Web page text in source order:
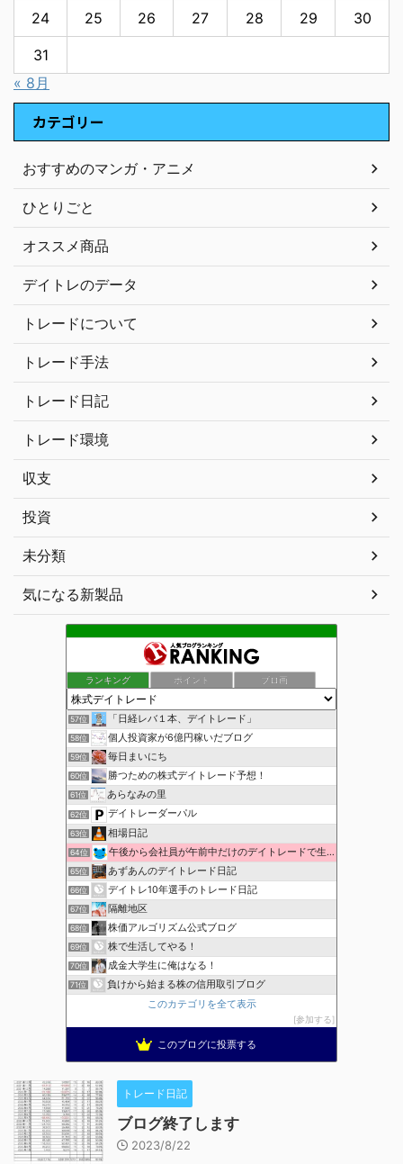
24 25 26 27 28 29 30
31
« 8月
カテゴリー
おすすめのマンガ・アニメ
ひとりごと
オススメ商品
デイトレのデータ
トレードについて
トレード手法
トレード日記
トレード環境
収支
投資
未分類
気になる新製品
ランキング ポイント ブロ画
57位 「日経レバ１本、デイトレード」
58位 個人投資家が6億円稼いだブログ
59位 毎日まいにち
60位 勝つための株式デイトレード予想！
61位 あらなみの里
62位 デイトレーダーパル
63位 相場日記
64位 午後から会社員が午前中だけのデイトレードで生活費を稼ぐ！
65位 あずあんのデイトレード日記
66位 デイトレ10年選手のトレード日記
67位 隔離地区
68位 株価アルゴリズム公式ブログ
69位 株で生活してやる！
70位 成金大学生に俺はなる！
71位
負けから始まる株の信用取引ブログ
このカテゴリを全て表示
参加する
このブログに投票する
トレード日記
ブログ終了します
2023/8/22